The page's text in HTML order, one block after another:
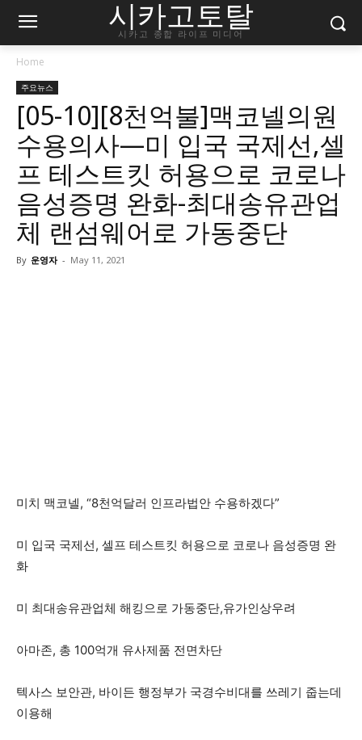
시카고토탈
시카고 종합 라이프 미디어
Home
주요뉴스
[05-10][8천억불]맥코넬의원
수용의사—미 입국 국제선,셀
프 테스트킷 허용으로 코로나
음성증명 완화-최대송유관업
체 랜섬웨어로 가동중단
By 운영자 - May 11, 2021
미치 맥코넬, “8천억달러 인프라법안 수용하겠다”
미 입국 국제선, 셀프 테스트킷 허용으로 코로나 음성증명 완
화
미 최대송유관업체 해킹으로 가동중단,유가인상우려
아마존, 총 100억개 유사제품 전면차단
텍사스 보안관, 바이든 행정부가 국경수비대를 쓰레기 줍는데
이용해